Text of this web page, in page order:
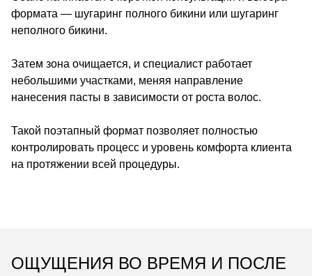
формата — шугаринг полного бикини или шугаринг
неполного бикини.
Затем зона очищается, и специалист работает
небольшими участками, меняя направление
нанесения пасты в зависимости от роста волос.
Такой поэтапный формат позволяет полностью
контролировать процесс и уровень комфорта клиента
на протяжении всей процедуры.
ОЩУЩЕНИЯ ВО ВРЕМЯ И ПОСЛЕ